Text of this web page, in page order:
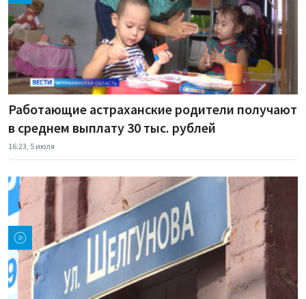
Работающие астраханские родители получают
в среднем выплату 30 тыс. рублей
16:23, 5 июля